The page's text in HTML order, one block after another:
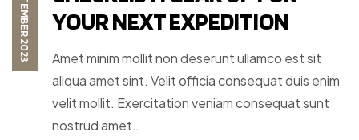
YOUR NEXT EXPEDITION
Amet minim mollit non deserunt ullamco est sit
aliqua amet sint. Velit officia consequat duis enim
velit mollit. Exercitation veniam consequat sunt
nostrud amet…